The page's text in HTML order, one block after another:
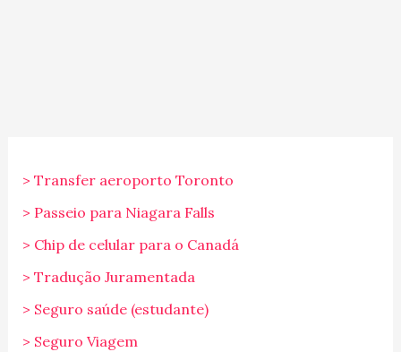
> Transfer aeroporto Toronto
> Passeio para Niagara Falls
> Chip de celular para o Canadá
> Tradução Juramentada
> Seguro saúde (estudante)
> Seguro Viagem